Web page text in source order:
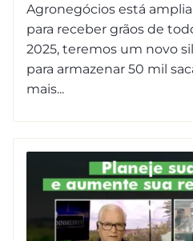
Agronegócios está
para receber grãos de
2025, teremos um novo
para armazenar 50 mil
mais...